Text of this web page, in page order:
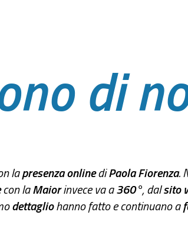
di
lapresenza onlinediPaola Fiorenza.
con laMaiorinvece va a360°, dalsito
dettagliohanno fatto e continuano a